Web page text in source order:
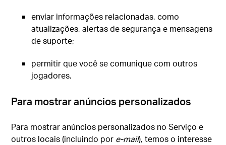
enviar informações relacionadas, como
atualizações, alertas de segurança e mensagens
de suporte;
permitir que você se comunique com outros
jogadores.
Para mostrar anúncios personalizados
Para mostrar anúncios personalizados no Serviço e
outros locais (incluindo por e-mail), temos o interesse